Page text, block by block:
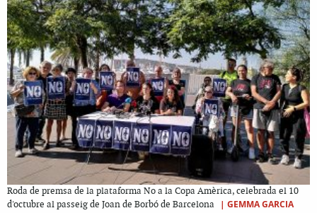
Roda de premsa de la plataforma No a la Copa Amèrica, celebrada el 10
d'octubre al passeig de Joan de Borbó de Barcelona
| GEMMA GARCIA